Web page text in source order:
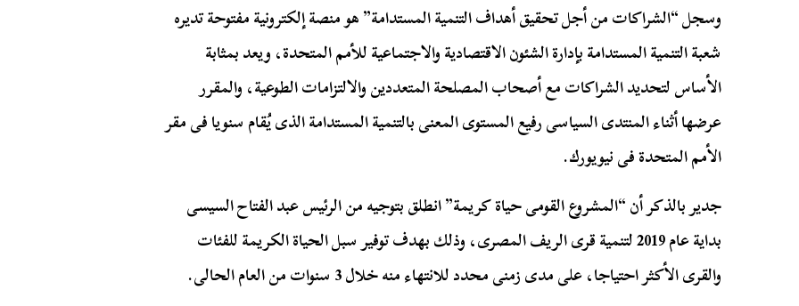
وسجل “الشراكات من أجل تحقيق أهداف التنمية المستدامة” هو منصة إلكترونية مفتوحة تديره
شعبة التنمية المستدامة بإدارة الشئون الاقتصادية والاجتماعية للأمم المتحدة، ويعد بمثابة
الأساس لتحديد الشراكات مع أصحاب المصلحة المتعددين والالتزامات الطوعية، والمقرر
عرضها أثناء المنتدى السياسى رفيع المستوى المعنى بالتنمية المستدامة الذى يُقام سنويا فى مقر
الأمم المتحدة فى نيويورك.
جدير بالذكر أن “المشروع القومى حياة كريمة” انطلق بتوجيه من الرئيس عبد الفتاح السيسى
بداية عام 2019 لتنمية قرى الريف المصرى، وذلك بهدف توفير سبل الحياة الكريمة للفئات
والقرى الأكثر احتياجا، على مدى زمنى محدد للانتهاء منه خلال 3 سنوات من العام الحالى.